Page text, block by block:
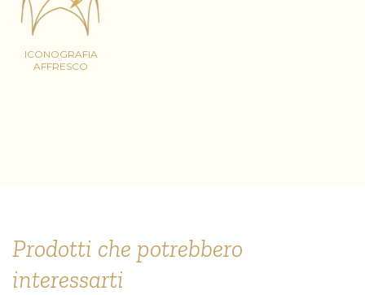
ICONOGRAFIA
AFFRESCO
Prodotti che potrebbero
interessarti